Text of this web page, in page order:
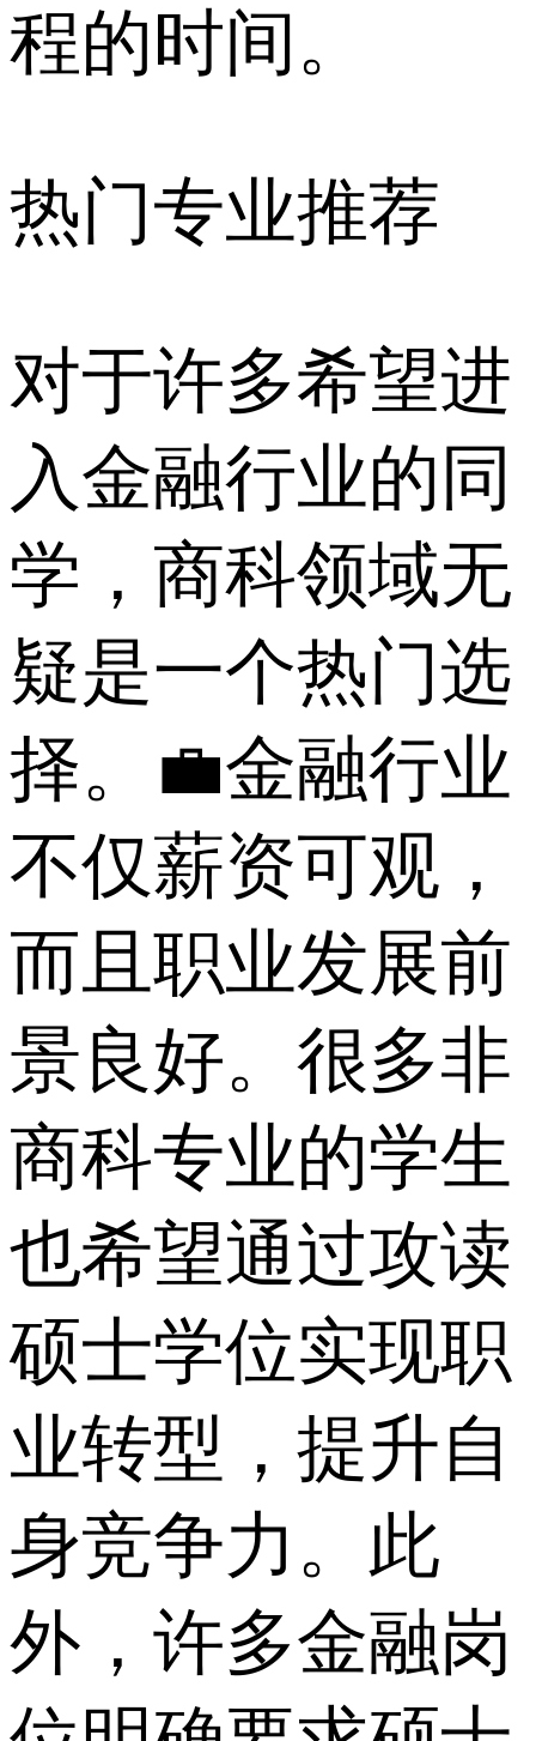
程的时间。
热门专业推荐
对于许多希望进
入金融行业的同
学，商科领域无
疑是一个热门选
择。💼金融行业
不仅薪资可观，
而且职业发展前
景良好。很多非
商科专业的学生
也希望通过攻读
硕士学位实现职
业转型，提升自
身竞争力。此
外，许多金融岗